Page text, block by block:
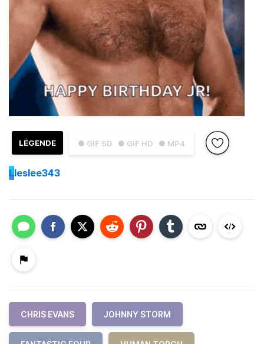
● GIF SD ● GIF HD ● MP4
LÉGENDE
Lleslee343
CHRIS EVANS JOHNNY STORM